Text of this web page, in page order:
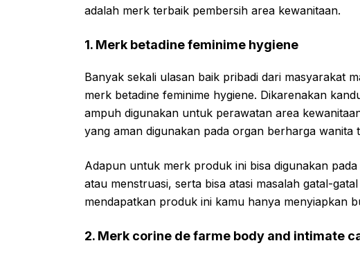
adalah merk terbaik pembersih area kewanitaan.
1. Merk betadine feminime hygiene
Banyak sekali ulasan baik pribadi dari masyarakat
merk betadine feminime hygiene. Dikarenakan
ampuh digunakan untuk perawatan area
yang aman digunakan pada organ berharga wanita
Adapun untuk merk produk ini bisa digunakan
atau menstruasi, serta bisa atasi masalah gatal-
mendapatkan produk ini kamu hanya menyiapkan
2. Merk corine de farme body and intimate